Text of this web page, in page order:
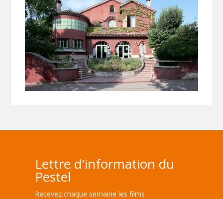
Lettre d'information du
Pestel
Recevez chaque semaine les films